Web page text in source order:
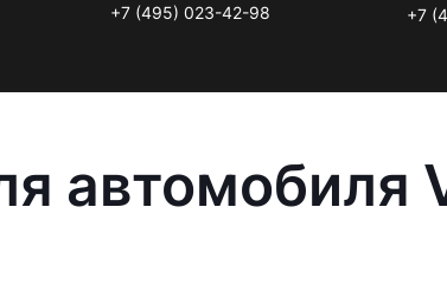
+7 (495) 023-42-98
+7
автомобиля